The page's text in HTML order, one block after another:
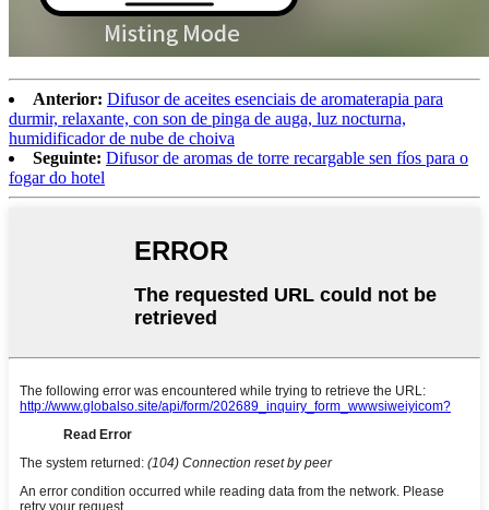
Anterior: Difusor de aceites esenciais de aromaterapia para
durmir, relaxante, con son de pinga de auga, luz nocturna,
humidificador de nube de choiva
Seguinte: Difusor de aromas de torre recargable sen fíos para o
fogar do hotel